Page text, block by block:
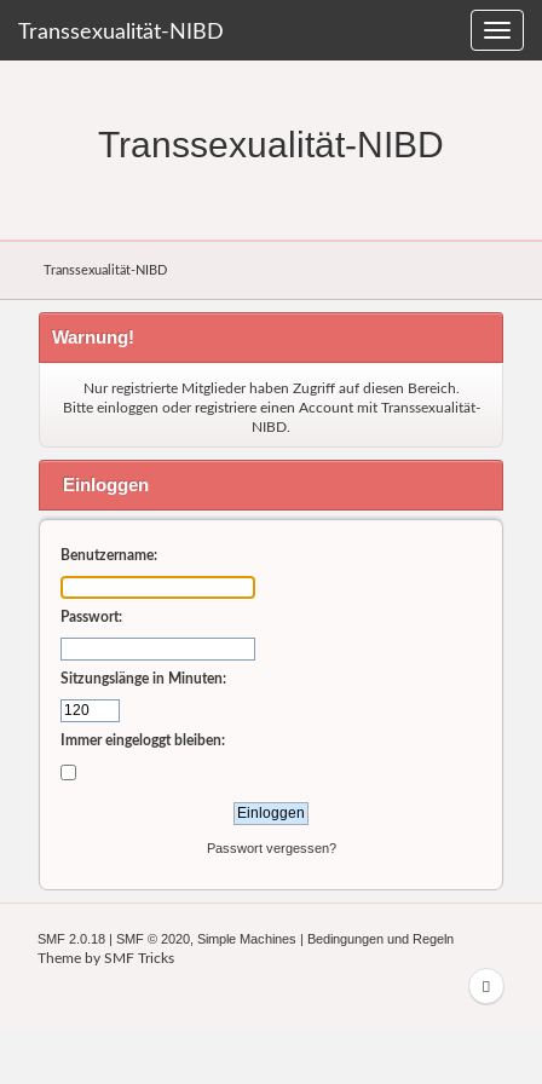
Transsexualität-NIBD
Transsexualität-NIBD
Transsexualität-NIBD
Warnung!
Nur registrierte Mitglieder haben Zugriff auf diesen Bereich.
Bitte einloggen oderregistriere einen Accountmit Transsexualität-
NIBD.
Einloggen
Benutzername:
Passwort:
Sitzungslänge in Minuten:
Immer eingeloggt bleiben:
Passwort vergessen?
SMF 2.0.18 |SMF © 2020 ,Simple Machines | Bedingungen und Regeln
Theme bySMF Tricks